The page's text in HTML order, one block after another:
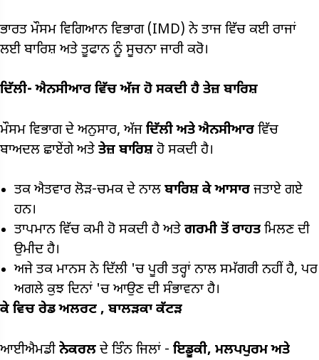
ਭਾਰਤ ਮੌਸਮ ਵਿਗਿਆਨ ਵਿਭਾਗ (IMD) ਨੇ ਤਾਜ ਵਿੱਚ ਕਈ ਰਾਜਾਂ
ਲਈ ਬਾਰਿਸ਼ ਅਤੇ ਤੂਫਾਨ ਨੂੰ ਸੂਚਨਾ ਜਾਰੀ ਕਰੋ।
ਦਿੱਲੀ-ਐਨਸੀਆਰ ਵਿੱਚ ਅੱਜ ਹੋ ਸਕਦੀ ਹੈ ਤੇਜ਼ ਬਾਰਿਸ਼
ਮੌਸਮ ਵਿਭਾਗ ਦੇ ਅਨੁਸਾਰ, ਅੱਜ ਦਿੱਲੀ ਅਤੇ ਐਨਸੀਆਰ ਵਿੱਚ
ਬਾਅਦਲ ਛਾਏਂਗੇ ਅਤੇ ਤੇਜ਼ ਬਾਰਿਸ਼ ਹੋ ਸਕਦੀ ਹੈ।
ਤਕ ਐਤਵਾਰ ਲੋੜ-ਚਮਕ ਦੇ ਨਾਲ ਬਾਰਿਸ਼ ਕੇ ਆਸਾਰ ਜਤਾਏ ਗਏ
ਹਨ।
ਤਾਪਮਾਨ ਵਿੱਚ ਕਮੀ ਹੋ ਸਕਦੀ ਹੈ ਅਤੇ ਗਰਮੀ ਤੋਂ ਰਾਹਤ ਮਿਲਣ ਦੀ
ਉਮੀਦ ਹੈ।
ਅਜੇ ਤਕ ਮਾਨਸ ਨੇ ਦਿੱਲੀ 'ਚ ਪੂਰੀ ਤਰ੍ਹਾਂ ਨਾਲ ਸਮੱਗਰੀ ਨਹੀਂ ਹੈ, ਪਰ
ਅਗਲੇ ਕੁਝ ਦਿਨਾਂ 'ਚ ਆਉਣ ਦੀ ਸੰਭਾਵਨਾ ਹੈ।
ਕੇ ਵਿਚ ਰੇਡ ਅਲਰਟ , ਬਾਲੜਕਾ ਕੱਟੜ
ਆਈਐਮਡੀ ਨੇਕਰਲ ਦੇ ਤਿੰਨ ਜਿਲਾਂ - ਇਡੂਕੀ, ਮਲਪਪੁਰਮ ਅਤੇ